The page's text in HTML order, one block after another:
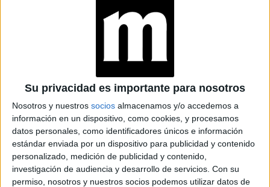
Su privacidad es importante para nosotros
Nosotros y nuestros socios almacenamos y/o accedemos a
información en un dispositivo, como cookies, y procesamos
datos personales, como identificadores únicos e información
estándar enviada por un dispositivo para publicidad y contenido
personalizado, medición de publicidad y contenido,
investigación de audiencia y desarrollo de servicios. Con su
permiso, nosotros y nuestros socios podemos utilizar datos de
Caras Noticias
Weekend Parabrisas
Look
Luz Mía Lunateen Break BATimes
© Perfil.com 2006-2019 - Todos los derechos reservados
Registro de Propiedad Intelectual: Nro. 5346433